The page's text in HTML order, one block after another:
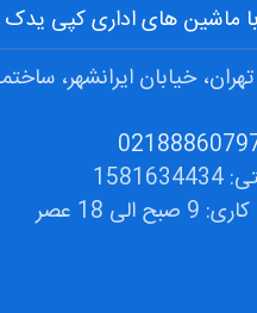
با ماشین های اداری کپی
الی 18 عصر